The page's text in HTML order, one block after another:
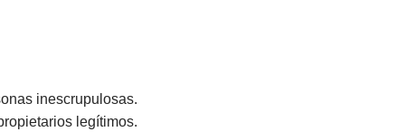
inescrupulosas.
legítimos.